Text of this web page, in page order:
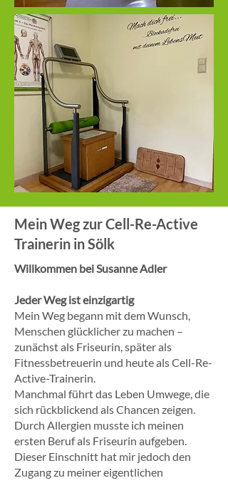
Mein Weg zur Cell-Re-Active
Trainerin in Sölk
Willkommen bei Susanne Adler
Jeder Weg ist einzigartig
Mein Weg begann mit dem Wunsch,
Menschen glücklicher zu machen –
zunächst als Friseurin, später als
Fitnessbetreuerin und heute als Cell-Re-
Active-Trainerin.
Manchmal führt das Leben Umwege, die
sich rückblickend als Chancen zeigen.
Durch Allergien musste ich meinen
ersten Beruf als Friseurin aufgeben.
Dieser Einschnitt hat mir jedoch den
Zugang zu meiner eigentlichen